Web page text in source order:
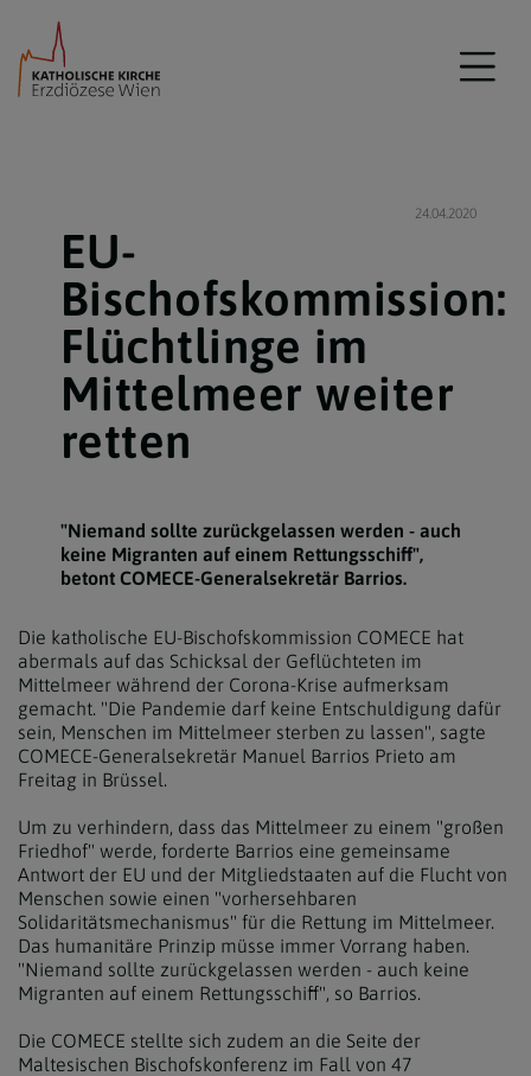
24.04.2020
EU-
Bischofskommission:
Flüchtlinge im
Mittelmeer weiter
retten
"Niemand sollte zurückgelassen werden - auch
keine Migranten auf einem Rettungsschiff",
betont COMECE-Generalsekretär Barrios.
Die katholische EU-Bischofskommission COMECE hat
abermals auf das Schicksal der Geflüchteten im
Mittelmeer während der Corona-Krise aufmerksam
gemacht. "Die Pandemie darf keine Entschuldigung dafür
sein, Menschen im Mittelmeer sterben zu lassen", sagte
COMECE-Generalsekretär Manuel Barrios Prieto am
Freitag in Brüssel.
Um zu verhindern, dass das Mittelmeer zu einem "großen
Friedhof" werde, forderte Barrios eine gemeinsame
Antwort der EU und der Mitgliedstaaten auf die Flucht von
Menschen sowie einen "vorhersehbaren
Solidaritätsmechanismus" für die Rettung im Mittelmeer.
Das humanitäre Prinzip müsse immer Vorrang haben.
"Niemand sollte zurückgelassen werden - auch keine
Migranten auf einem Rettungsschiff", so Barrios.
Die COMECE stellte sich zudem an die Seite der
Maltesischen Bischofskonferenz im Fall von 47